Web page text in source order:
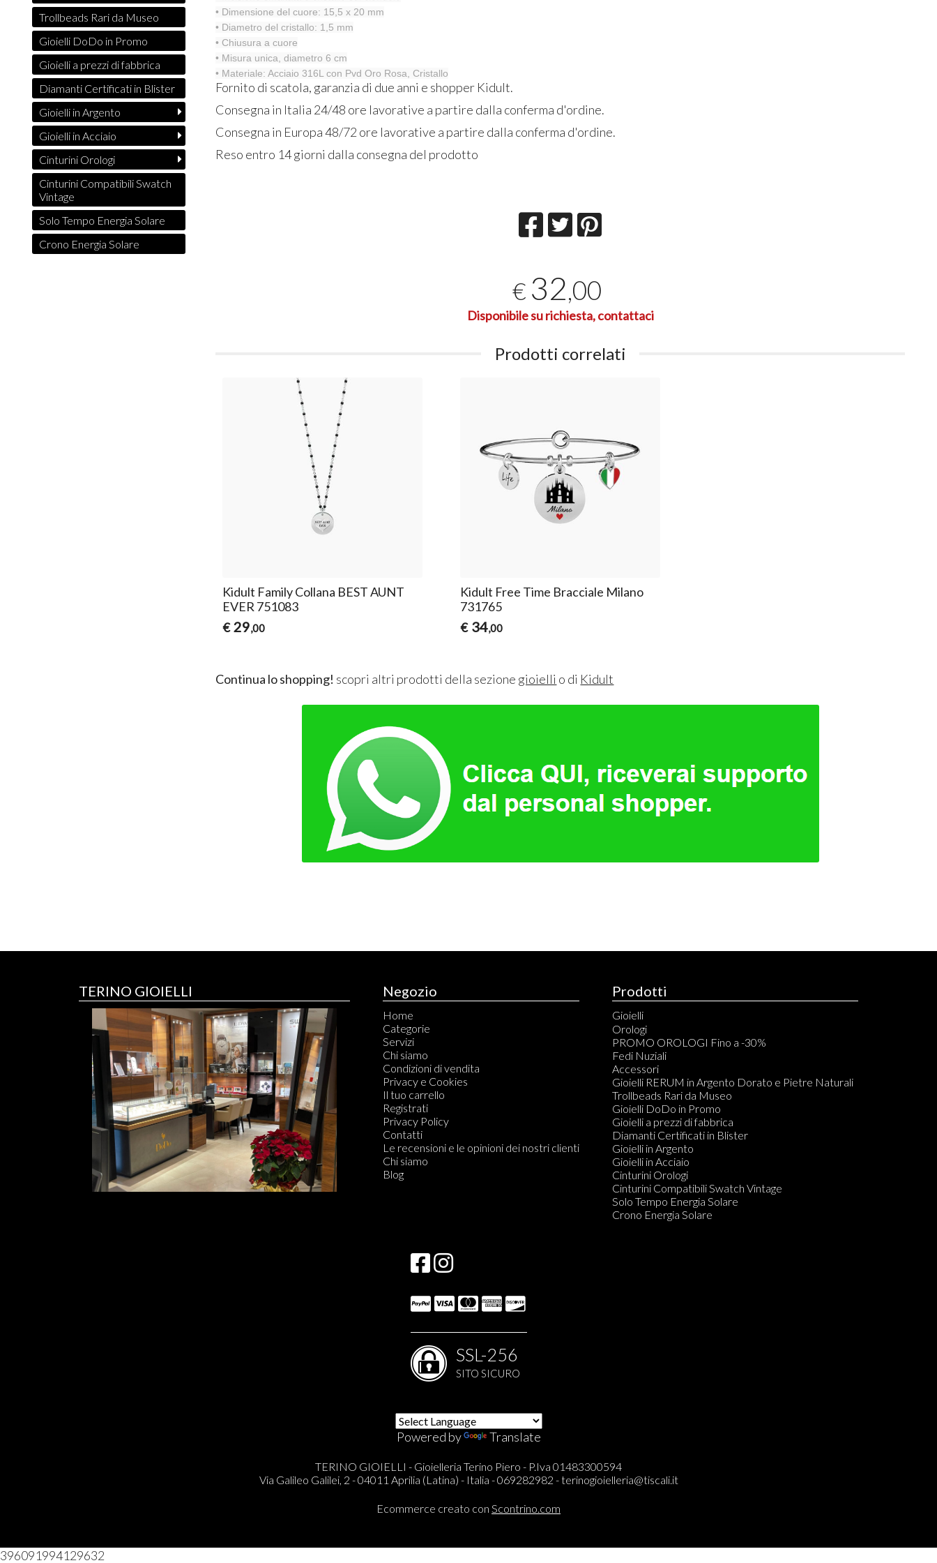
• Dimensione del cuore: 15,5 x 20 mm
• Diametro del cristallo: 1,5 mm
• Chiusura a cuore
• Misura unica, diametro 6 cm
• Materiale: Acciaio 316L con Pvd Oro Rosa, Cristallo
Fornito di scatola, garanzia di due anni e shopper Kidult.
Consegna in Italia 24/48 ore lavorative a partire dalla conferma d'ordine.
Consegna in Europa 48/72 ore lavorative a partire dalla conferma d'ordine.
Reso entro 14 giorni dalla consegna del prodotto
€ 32,00
Disponibile su richiesta, contattaci
Prodotti correlati
Kidult Family Collana BEST AUNT
EVER 751083
€ 29,00
Kidult Free Time Bracciale Milano
731765
€ 34,00
Continua lo shopping! scopri altri prodotti della sezione gioielli o di Kidult
Trollbeads Rari da Museo
Gioielli DoDo in Promo
Gioielli a prezzi di fabbrica
Diamanti Certificati in Blister
Gioielli in Argento
Gioielli in Acciaio
Cinturini Orologi
Cinturini Compatibili Swatch
Vintage
Solo Tempo Energia Solare
Crono Energia Solare
TERINO GIOIELLI Negozio
Home
Categorie
Servizi
Chi siamo
Condizioni di vendita
Privacy e Cookies
Il tuo carrello
Registrati
Privacy Policy
Contatti
Le recensioni e le opinioni dei nostri clienti
Chi siamo
Blog
Prodotti
Gioielli
Anelli
Bracciali
Cavigliere
Ciondoli
Collane
Componenti per Bracciali, Collane, Orecchini e Anelli
Fedine
Orecchini
Diamanti in Blister
DoDo KIT PULIZIA GIOIELLI
Orologi
PROMO OROLOGI Fino a -30%
Fedi Nuziali
Accessori
Gioielli RERUM in Argento Dorato e Pietre Naturali
Trollbeads Rari da Museo
Gioielli DoDo in Promo
Gioielli a prezzi di fabbrica
Diamanti Certificati in Blister
Gioielli in Argento
Gioielli in Acciaio
Cinturini Orologi
Cinturini Compatibili Swatch Vintage
Solo Tempo Energia Solare
Crono Energia Solare
SSL-256
SITO SICURO
Powered by Translate
TERINO GIOIELLI - Gioielleria Terino Piero - P.Iva 01483300594
Via Galileo Galilei, 2 - 04011 Aprilia (Latina) - Italia - 069282982 -terinogioielleria@tiscali.it
Ecommerce creato con Scontrino.com
396091994129632